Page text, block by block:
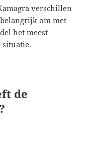
verschillen
om met
het meest
situatie.
de